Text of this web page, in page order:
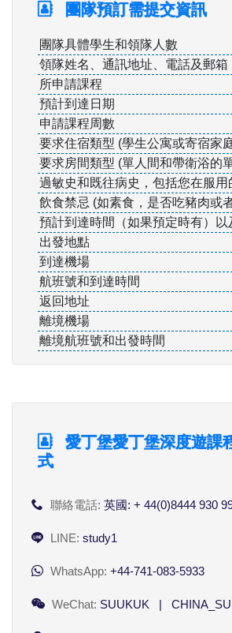
團隊預訂需提交資訊
團隊具體學生和領隊人數
領隊姓名、通訊地址、電話及郵箱
所申請課程
預計到達日期
申請課程周數
要求住宿類型 (學生公寓或寄宿家
要求房間類型 (單人間和帶衛浴的
過敏史和既往病史，包括您在服用
飲食禁忌 (如素食，是否吃豬肉或
預計到達時間（如果預定時有）以
出發地點
到達機場
航班號和到達時間
返回地址
離境機場
離境航班號和出發時間
愛丁堡愛丁堡深度遊課
式
聯絡電話: 英國: + 44(0)8444 930
LINE: study1
WhatsApp: +44-741-083-5933
WeChat: SUUKUK |